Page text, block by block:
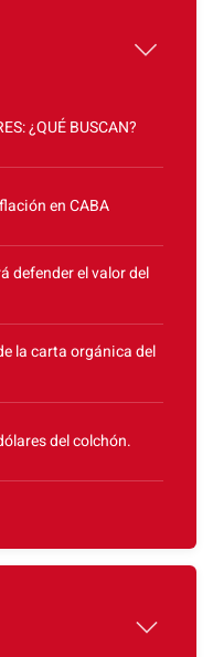
¿QUÉ BUSCAN?
en CABA
defender el valor del
la carta orgánica del
del colchón.